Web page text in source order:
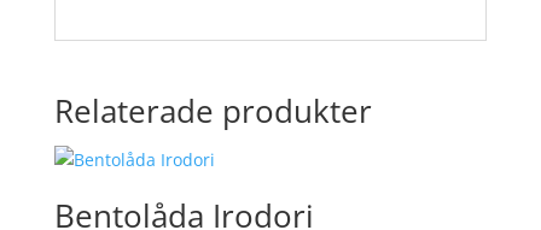
Relaterade produkter
Bentolåda Irodori